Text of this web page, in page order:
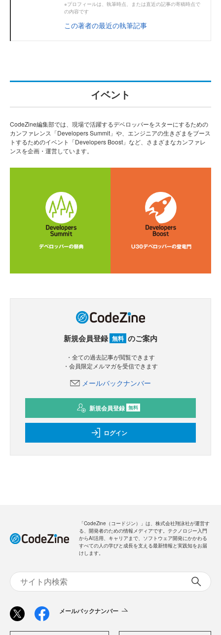
※プロフィールは、執筆時点、または直近の記事の寄稿時点で
の内容です
この著者の最近の執筆記事
イベント
CodeZine編集部では、現場で活躍するデベロッパーをスターにするための
カンファレンス「Developers Summit」や、エンジニアの生きざまをブース
トするためのイベント「Developers Boost」など、さまざまなカンファレ
ンスを企画・運営しています。
新規会員登録 無料 のご案内
・全ての過去記事が閲覧できます
・会員限定メルマガを受信できます
メールバックナンバー
新規会員登録 無料
ログイン
「CodeZine（コードジン）」は、株式会社翔泳社が運営す
る、開発者のための情報メディアです。テクノロジー入門
からAI活用、キャリアまで、ソフトウェア開発にかかわる
すべての人の学びと成長を支える最新情報と実践知をお届
けします。
メールバックナンバー